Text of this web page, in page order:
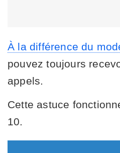
À la différence du
pouvez toujours
appels.
Cette astuce
10.